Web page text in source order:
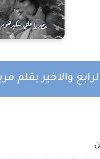
والاخير بقلم